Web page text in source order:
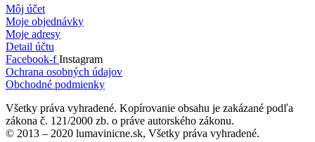
Môj účet
Moje objednávky
Moje adresy
Detail účtu
Facebook-f Instagram
Ochrana osobných údajov
Obchodné podmienky
Všetky práva vyhradené. Kopírovanie obsahu je zakázané podľa
zákona č. 121/2000 zb. o práve autorského zákonu.
© 2013 – 2020 lumavinicne.sk, Všetky práva vyhradené.